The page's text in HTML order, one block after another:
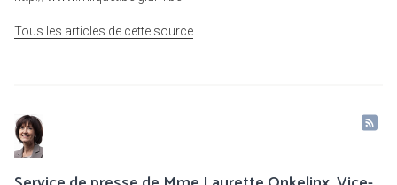
Tous les articles de cette source